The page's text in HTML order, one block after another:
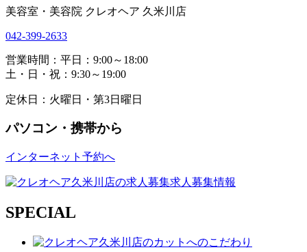
美容室・美容院 クレオヘア 久米川店
042-399-2633
営業時間：平日：9:00～18:00
土・日・祝：9:30～19:00
定休日：火曜日・第3日曜日
パソコン・携帯から
インターネット予約へ
求人募集情報
SPECIAL